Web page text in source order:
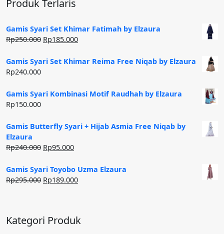
Produk Terlaris
Gamis Syari Set Khimar Fatimah by Elzaura
Rp250.000 Harga
adalah:
Rp185.000Harga
ini
Gamis Syari Set Khimar Reima Free Niqab by Elzaura
Rp240.000
Gamis Syari Kombinasi Motif Raudhah by Elzaura
Rp150.000
Gamis Butterfly Syari + Hijab Asmia Free Niqab by
Elzaura
Rp240.000 Harga
adalah:
Rp240.000.
Rp95.000Harga
ini
adalah:
Gamis Syari Toyobo Uzma Elzaura
Rp295.000 Harga
Rp189.000Harga
Rp189.000.
Kategori Produk